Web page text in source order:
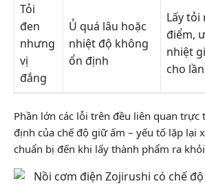
Tỏi
đen
nhưng
vị
đắng
Ủ quá lâu hoặc
nhiệt độ không
ổn định
Lấy tỏi
điểm,
nhiệt
cho
Phần lớn các lỗi trên đều liên quan trực
định của chế độ giữ ấm – yếu tố lặp lại
chuẩn bị đến khi lấy thành phẩm ra